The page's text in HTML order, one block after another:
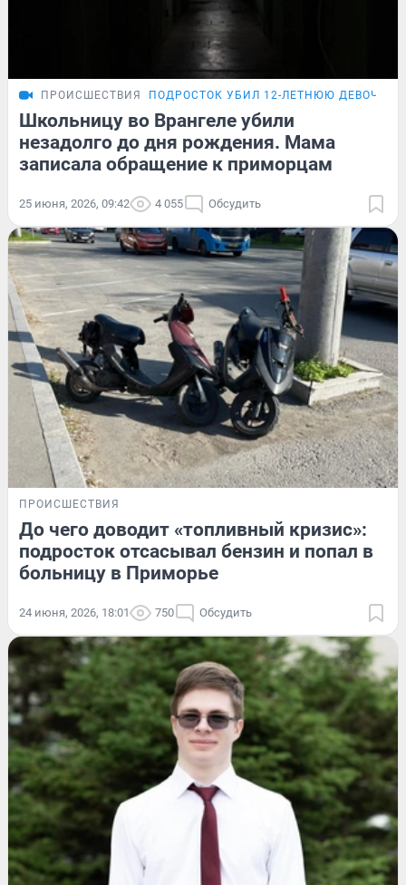
ПРОИСШЕСТВИЯ ПОДРОСТОК УБИЛ 12-ЛЕТНЮЮ ДЕВОЧКУ
Школьницу во Врангеле убили
незадолго до дня рождения. Мама
записала обращение к приморцам
25 июня, 2026, 09:42 4 055 Обсудить
ПРОИСШЕСТВИЯ
До чего доводит «топливный кризис»:
подросток отсасывал бензин и попал в
больницу в Приморье
24 июня, 2026, 18:01 750 Обсудить